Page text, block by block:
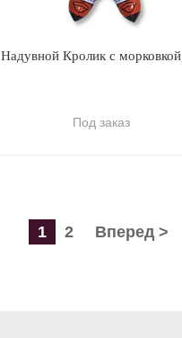
Надувной Кролик с
Под заказ
1 2 Вперед >